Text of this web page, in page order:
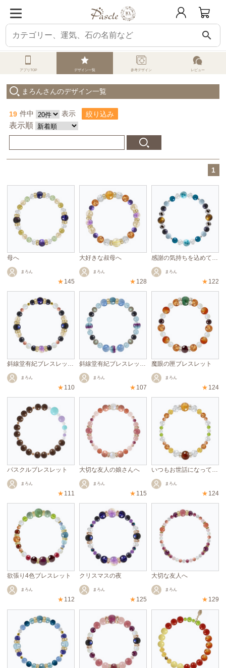
search
パスクル オーダーメイド みんなのデザイン まろんさんの投稿デザイン
アプリTOP デザイン一覧 参考デザイン レビュー
まろんさんのデザイン一覧
19 件中 表示 絞り込み
表示順
1
母へ
まろん
★ 145
大好きな叔母へ
まろん
★ 128
感謝の気持ちを込めて、叔父へ
まろん
★ 122
斜線堂有紀ブレスレット②
まろん
★ 110
斜線堂有紀ブレスレット①
まろん
★ 107
魔眼の匣ブレスレット
まろん
★ 124
パスクルブレスレット
まろん
★ 111
大切な友人の娘さんへ
まろん
★ 115
いつもお世話になっている方へ
まろん
★ 124
欲張り4色ブレスレット
まろん
★ 112
クリスマスの夜
まろん
★ 125
大切な友人へ
まろん
★ 129